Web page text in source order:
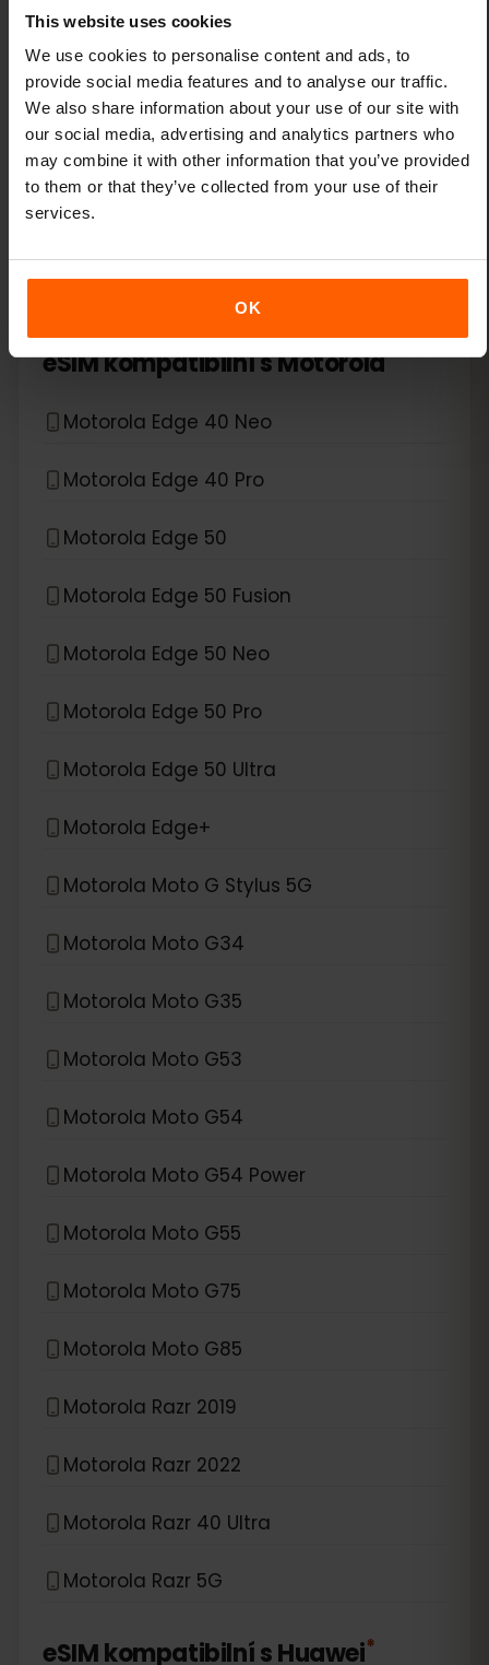
This website uses cookies
We use cookies to personalise content and ads, to
provide social media features and to analyse our traffic.
We also share information about your use of our site with
our social media, advertising and analytics partners who
may combine it with other information that you’ve provided
to them or that they’ve collected from your use of their
services.
OK
Xiaomi 14T Pro
Xiaomi 15
Xiaomi Redmi Note 11 Pro 5G
eSIM kompatibilní sMotorola*
Motorola Edge 40 Neo
Motorola Edge 40 Pro
Motorola Edge 50
Motorola Edge 50 Fusion
Motorola Edge 50 Neo
Motorola Edge 50 Pro
Motorola Edge 50 Ultra
Motorola Edge+
Motorola Moto G Stylus 5G
Motorola Moto G34
Motorola Moto G35
Motorola Moto G53
Motorola Moto G54
Motorola Moto G54 Power
Motorola Moto G55
Motorola Moto G75
Motorola Moto G85
Motorola Razr 2019
Motorola Razr 2022
Motorola Razr 40 Ultra
Motorola Razr 5G
eSIM kompatibilní sHuawei*